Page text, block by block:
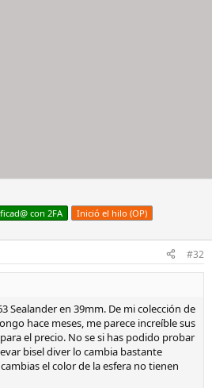
con 2FA Inició el hilo (OP)
#32
Sealander en 39mm. De mi colección de
hace meses, me parece increíble sus
el precio. No se si has podido probar
bisel diver lo cambia bastante
el color de la esfera no tienen